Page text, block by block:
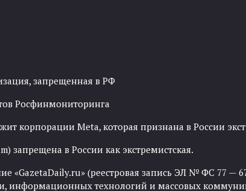
запрещенная в РФ
Росфинмониторинга
корпорации Meta, которая признана в России
запрещена в России как экстремистская.
«GazetaDaily.ru» (реестровая запись ЭЛ № ФС 77 —
информационных технологий и массовых